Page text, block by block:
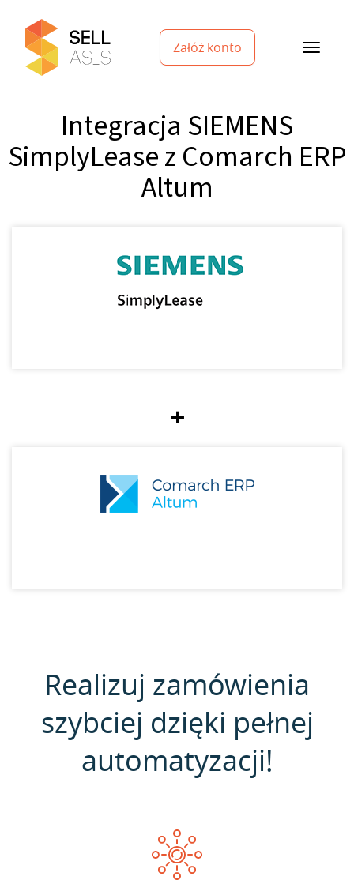
Załóż konto
Integracja SIEMENS
SimplyLease z Comarch ERP
Altum
+
Realizuj zamówienia
szybciej dzięki pełnej
automatyzacji!